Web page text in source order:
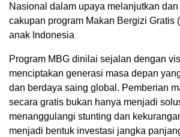
Nasional dalam upaya melanjutkan
cakupan program Makan Bergizi Gratis
anak Indonesia
Program MBG dinilai sejalan dengan
menciptakan generasi masa depan
dan berdaya saing global. Pemberian
secara gratis bukan hanya menjadi
menanggulangi stunting dan
menjadi bentuk investasi jangka